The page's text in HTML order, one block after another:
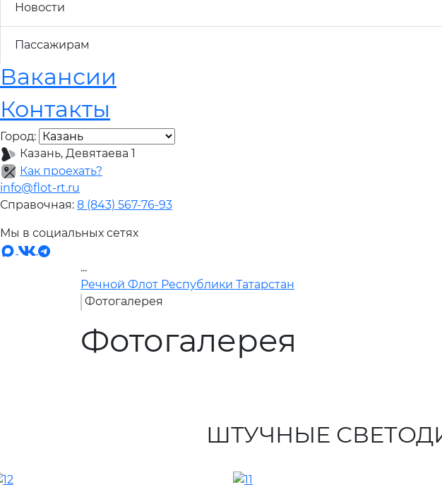
Новости
Пассажирам
Вакансии
Контакты
Город:
Казань, Девятаева 1
Как проехать?
info@flot-rt.ru
Справочная: 8 (843) 567-76-93
Мы в социальных сетях
...
Речной Флот Республики Татарстан
Фотогалерея
Фотогалерея
ШТУЧНЫЕ